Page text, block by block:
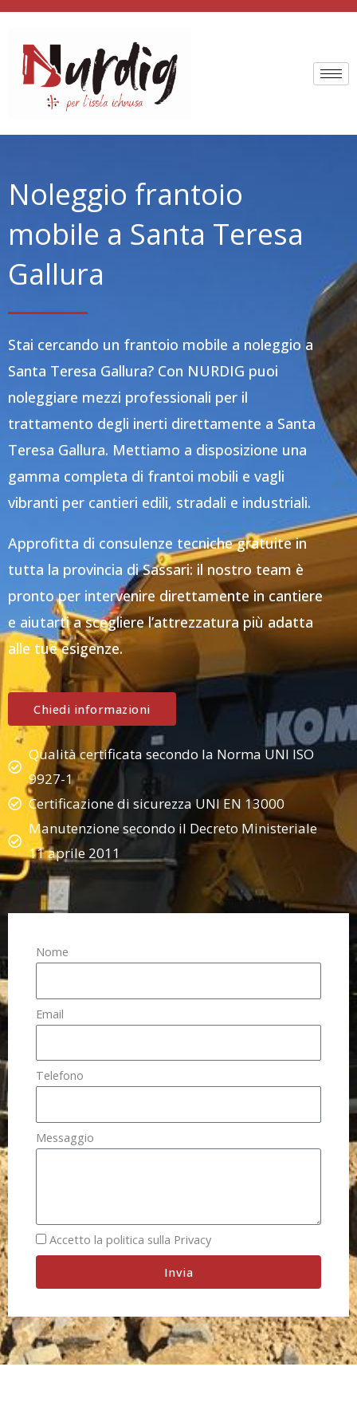
Vai
contenuto
Noleggio frantoio
mobile a Santa Teresa
Gallura
Stai cercando un frantoio mobile a noleggio a
Santa Teresa Gallura? Con NURDIG puoi
noleggiare mezzi professionali per il
trattamento degli inerti direttamente a Santa
Teresa Gallura. Mettiamo a disposizione una
gamma completa di frantoi mobili e vagli
vibranti per cantieri edili, stradali e industriali.
Approfitta di consulenze tecniche gratuite in
tutta la provincia di Sassari: il nostro team è
pronto per intervenire direttamente in cantiere
e aiutarti a scegliere l’attrezzatura più adatta
alle tue esigenze.
Chiedi informazioni
Qualità certificata secondo la Norma UNI ISO
9927-1
Certificazione di sicurezza UNI EN 13000
Manutenzione secondo il Decreto Ministeriale
11 aprile 2011
Nome
Email
Telefono
Messaggio
Accetto la politica sulla Privacy
Invia